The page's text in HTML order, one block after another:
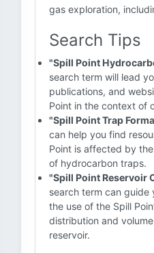
gas exploration,
Search Tips
"Spill Point
search term will lead
publications, and
Point in the context of
"Spill Point Trap
can help you find
Point is affected by
of hydrocarbon traps.
"Spill Point Reservoir
search term can guide
the use of the Spill
distribution and
reservoir.